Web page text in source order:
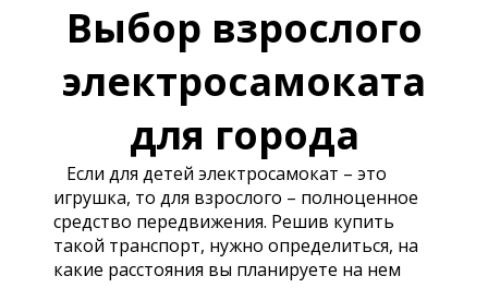
Выбор взрослого
электросамоката
для города
Если для детей электросамокат – это
игрушка, то для взрослого – полноценное
средство передвижения. Решив купить
такой транспорт, нужно определиться, на
какие расстояния вы планируете на нем